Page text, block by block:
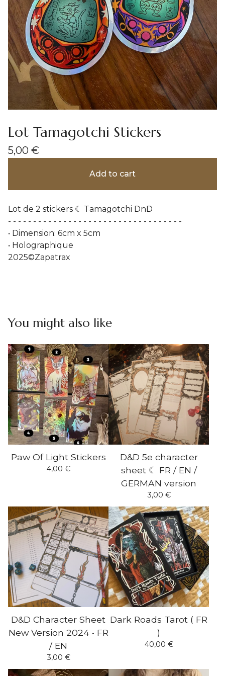
Lot Tamagotchi Stickers
5,00 €
Add to cart
Lot de 2 stickers ☾ Tamagotchi DnD
- - - - - - - - - - - - - - - - - - - - - - - - - - - - - - - - - - -
• Dimension: 6cm x 5cm
• Holographique
2025©Zapatrax
You might also like
Paw Of Light Stickers
4,00 €
D&D 5e character
sheet ☾ FR / EN /
GERMAN version
3,00 €
D&D Character Sheet
New Version 2024 • FR
/ EN
3,00 €
Dark Roads Tarot ( FR
)
40,00 €